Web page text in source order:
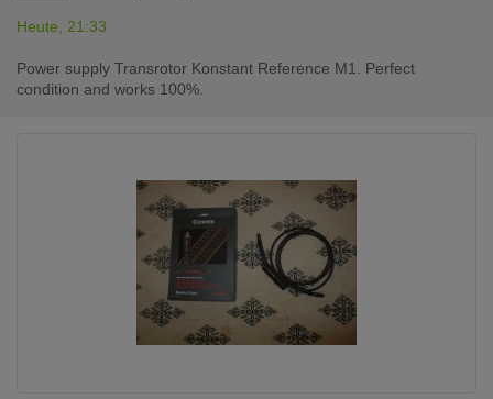
Heute, 21:33
Power supply Transrotor Konstant Reference M1. Perfect
condition and works 100%.